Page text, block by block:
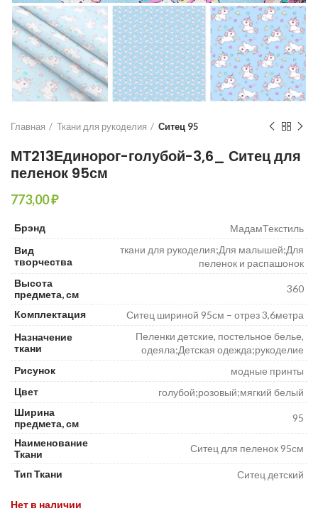
Главная Ткани для рукоделия Ситец 95
МТ213Единорог-голубой-3,6_ Ситец для
пеленок 95см
₽
Брэнд
МадамТекстиль
Вид
творчества
ткани для рукоделия;Для малышей;Для
пеленок и распашонок
Высота
предмета, см
360
Комплектация
Ситец шириной 95см – отрез 3,6метра
Назначение
ткани
Пеленки детские, постельное белье,
одеяла;Детская одежда;рукоделие
Рисунок
модные принты
Цвет
голубой;розовый;мягкий белый
Ширина
предмета, см
95
Наименование
Ткани
Ситец для пеленок 95см
Тип Ткани Ситец детский
Нет в наличии